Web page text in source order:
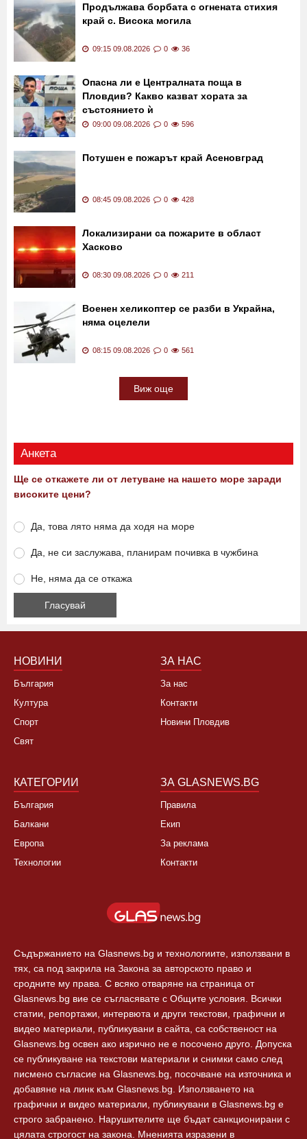
Продължава борбата с огнената стихия
край с. Висока могила
09:15 09.08.2026 0 36
Опасна ли е Централната поща в
Пловдив? Какво казват хората за
състоянието ѝ
09:00 09.08.2026 0 596
Потушен е пожарът край Асеновград
08:45 09.08.2026 0 428
Локализирани са пожарите в област
Хасково
08:30 09.08.2026 0 211
Военен хеликоптер се разби в Украйна,
няма оцелели
08:15 09.08.2026 0 561
Виж още
Анкета
Ще се откажете ли от летуване на нашето море заради
високите цени?
Да, това лято няма да ходя на море
Да, не си заслужава, планирам почивка в чужбина
Не, няма да се откажа
НОВИНИ
България
Култура
Спорт
Свят
ЗА НАС
За нас
Контакти
Новини Пловдив
КАТЕГОРИИ
България
Балкани
Европа
Технологии
ЗА GLASNEWS.BG
Правила
Екип
За реклама
Контакти
Съдържанието на Glasnews.bg и технологиите, използвани в
тях, са под закрила на Закона за авторското право и
сродните му права. С всяко отваряне на страница от
Glasnews.bg вие се съгласявате с Общите условия. Всички
статии, репортажи, интервюта и други текстови, графични и
видео материали, публикувани в сайта, са собственост на
Glasnews.bg освен ако изрично не е посочено друго. Допуска
се публикуване на текстови материали и снимки само след
писмено съгласие на Glasnews.bg, посочване на източника и
добавяне на линк към Glasnews.bg. Използването на
графични и видео материали, публикувани в Glasnews.bg е
строго забранено. Нарушителите ще бъдат санкционирани с
цялата строгост на закона. Мненията изразени в